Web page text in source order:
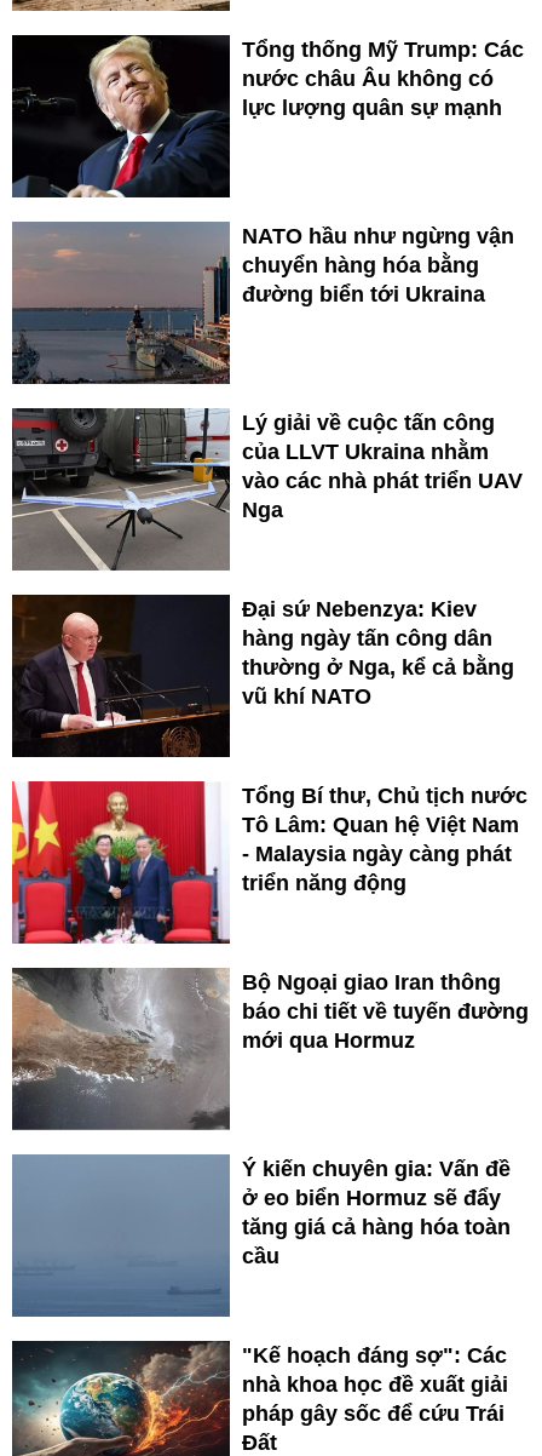
Tổng thống Mỹ Trump: Các
nước châu Âu không có
lực lượng quân sự mạnh
NATO hầu như ngừng vận
chuyển hàng hóa bằng
đường biển tới Ukraina
Lý giải về cuộc tấn công
của LLVT Ukraina nhằm
vào các nhà phát triển UAV
Nga
Đại sứ Nebenzya: Kiev
hàng ngày tấn công dân
thường ở Nga, kể cả bằng
vũ khí NATO
Tổng Bí thư, Chủ tịch nước
Tô Lâm: Quan hệ Việt Nam
- Malaysia ngày càng phát
triển năng động
Bộ Ngoại giao Iran thông
báo chi tiết về tuyến đường
mới qua Hormuz
Ý kiến chuyên gia: Vấn đề
ở eo biển Hormuz sẽ đẩy
tăng giá cả hàng hóa toàn
cầu
"Kế hoạch đáng sợ": Các
nhà khoa học đề xuất giải
pháp gây sốc để cứu Trái
Đất